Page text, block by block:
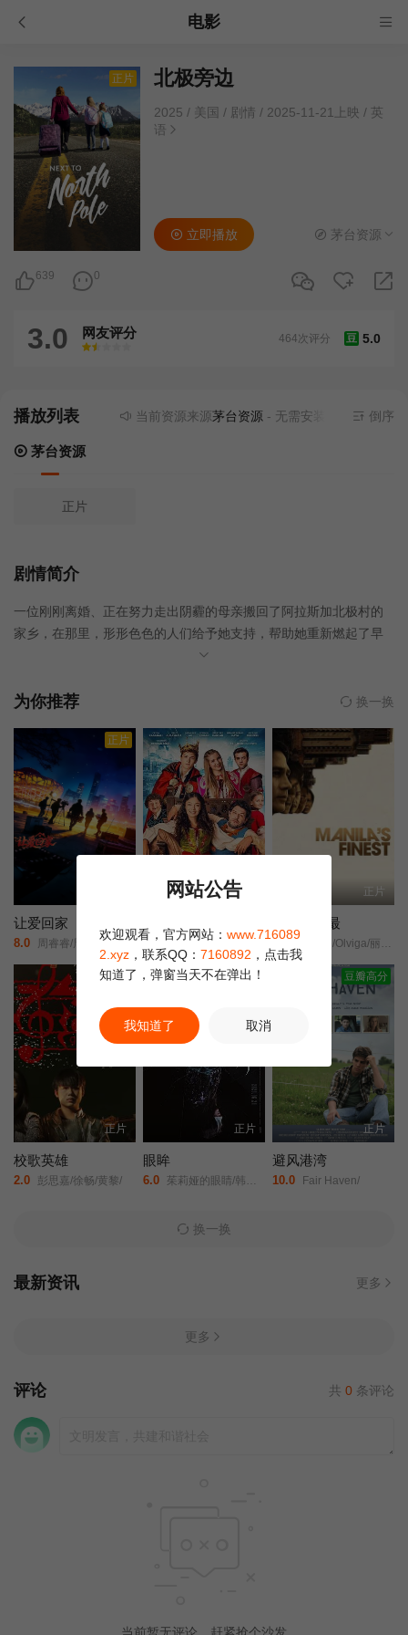
电影
正片 北极旁边
2025 / 美国 / 剧情 / 2025-11-21上映 / 英
语
639 0
立即播放 茅台资源
3.0 网友评分
很差
较差还行推荐力荐
豆 5.0
464次评分
播放列表 当前资源来源茅台资源- 无需安装任何插件 倒序
茅台资源
正片
剧情简介
一位刚刚离婚、正在努力走出阴霾的母亲搬回了阿拉斯加北极村的
家乡，在那里，形形色色的人们给予她支持，帮助她重新燃起了早
为你推荐 换一换
正片
让爱回家
8.0 周睿睿/周睿睿/
正片
6.0 Ceyda/Kasabalı/费拉特·阿尔拜伦/
正片
马尼拉之最
2.0 Ashtine/Olviga/丽卡·佩拉莱约/
正片
校歌英雄
2.0 彭思嘉/徐畅/黄黎/
正片
眼眸
6.0 茱莉娅的眼睛/韩版/Eyes/
豆瓣高分
正片
避风港湾
10.0 Fair Haven/
换一换
最新资讯 更多
更多
评论 共 0 条评论
当前暂无评论，赶紧抢个沙发
网站公告
欢迎观看，官方网站： www.716089
2.xyz ，联系QQ： 7160892 ，点击我
知道了，弹窗当天不在弹出！
我知道了 取消